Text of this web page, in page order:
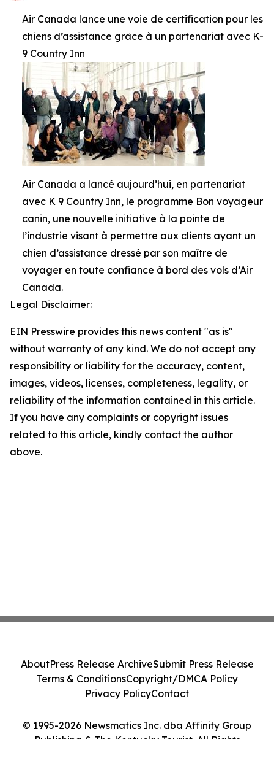
Air Canada lance une voie de certification pour les
chiens d’assistance grâce à un partenariat avec K-
9 Country Inn
Air Canada a lancé aujourd’hui, en partenariat
avec K 9 Country Inn, le programme Bon voyageur
canin, une nouvelle initiative à la pointe de
l’industrie visant à permettre aux clients ayant un
chien d’assistance dressé par son maître de
voyager en toute confiance à bord des vols d’Air
Canada.
Legal Disclaimer:
EIN Presswire provides this news content "as is"
without warranty of any kind. We do not accept any
responsibility or liability for the accuracy, content,
images, videos, licenses, completeness, legality, or
reliability of the information contained in this article.
If you have any complaints or copyright issues
related to this article, kindly contact the author
above.
© 1995-2026 Newsmatics Inc. dba Affinity Group
Publishing & The Kentucky Tourist. All Rights
AboutPress Release ArchiveSubmit Press Release
Terms & ConditionsCopyright/DMCA Policy
Privacy PolicyContact